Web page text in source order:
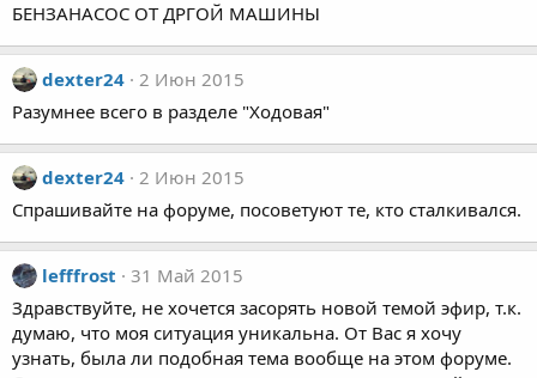
БЕНЗАНАСОС ОТ ДРГОЙ МАШИНЫ
dexter24 2 Июн 2015
Разумнее всего в разделе "Ходовая"
dexter24 2 Июн 2015
Спрашивайте на форуме, посоветуют те, кто сталкивался.
lefffrost
31 Май 2015
Здравствуйте, не хочется засорять новой темой эфир, т.к.
думаю, что моя ситуация уникальна. От Вас я хочу
узнать, была ли подобная тема вообще на этом форуме.